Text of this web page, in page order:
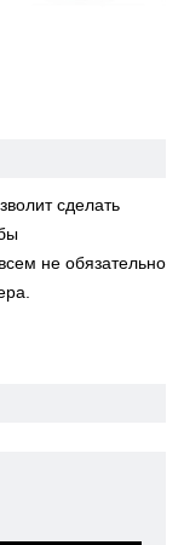
сделать
не обязательно